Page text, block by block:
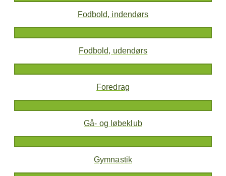
Fodbold, indendørs
Fodbold, udendørs
Foredrag
Gå- og løbeklub
Gymnastik